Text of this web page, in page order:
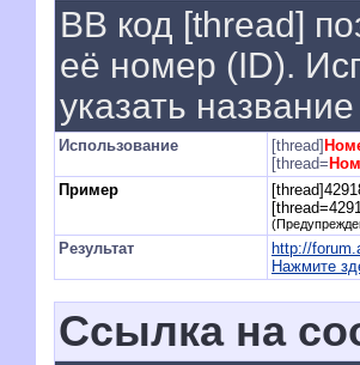
BB код [thread]
её номер (ID).
указать
Использование [thread]
[thread=
Пример
Результат
http://
Нажмите
Ссылка на